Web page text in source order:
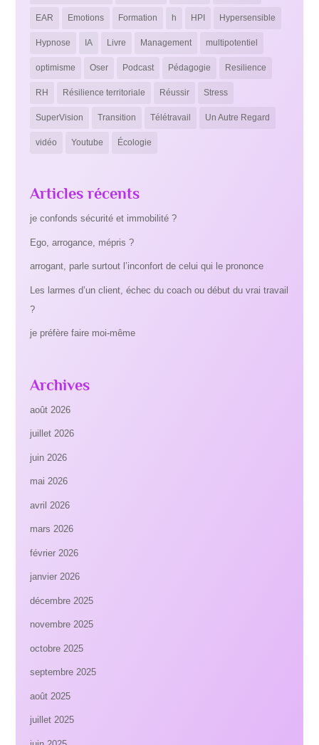
EAR Emotions Formation h HPI Hypersensible
Hypnose IA Livre Management multipotentiel
optimisme Oser Podcast Pédagogie Resilience
RH Résilience territoriale Réussir Stress
SuperVision Transition Télétravail Un Autre Regard
vidéo Youtube Écologie
Articles récents
je confonds sécurité et immobilité ?
Ego, arrogance, mépris ?
arrogant, parle surtout l’inconfort de celui qui le prononce
Les larmes d’un client, échec du coach ou début du vrai travail
?
je préfère faire moi-même
Archives
août 2026
juillet 2026
juin 2026
mai 2026
avril 2026
mars 2026
février 2026
janvier 2026
décembre 2025
novembre 2025
octobre 2025
septembre 2025
août 2025
juillet 2025